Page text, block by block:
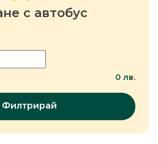
с автобус
0 лв.
Филтрирай